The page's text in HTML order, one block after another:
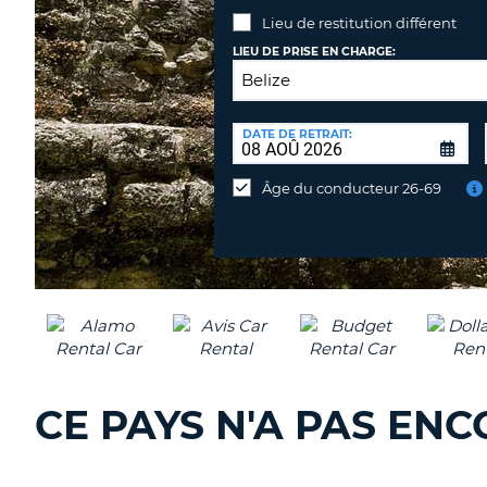
Lieu de restitution différent
LIEU DE PRISE EN CHARGE:
Lieu
de
restitution
DE
RESTITUTION:
DATE DE RETRAIT:
Âge du conducteur 26-69
CE PAYS N'A PAS